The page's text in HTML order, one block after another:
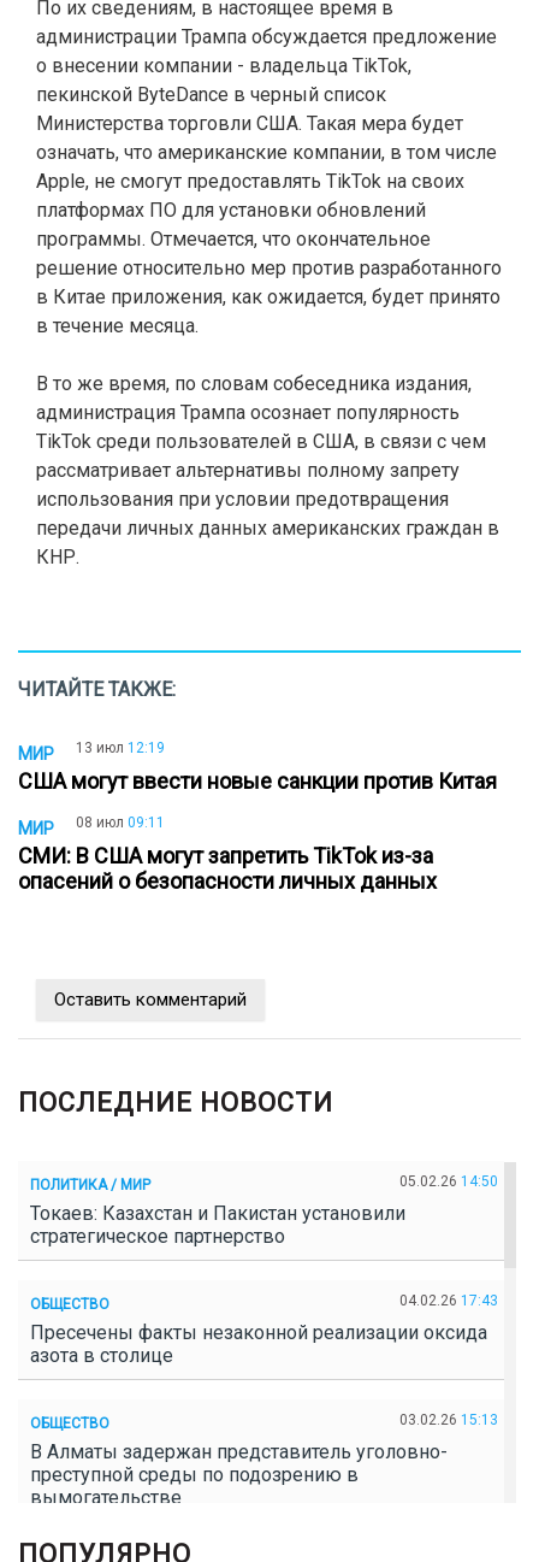
По их сведениям, в настоящее время в
администрации Трампа обсуждается предложение
о внесении компании - владельца TikTok,
пекинской ByteDance в черный список
Министерства торговли США. Такая мера будет
означать, что американские компании, в том числе
Apple, не смогут предоставлять TikTok на своих
платформах ПО для установки обновлений
программы. Отмечается, что окончательное
решение относительно мер против разработанного
в Китае приложения, как ожидается, будет принято
в течение месяца.
В то же время, по словам собеседника издания,
администрация Трампа осознает популярность
TikTok среди пользователей в США, в связи с чем
рассматривает альтернативы полному запрету
использования при условии предотвращения
передачи личных данных американских граждан в
КНР.
ЧИТАЙТЕ ТАКЖЕ:
МИР 13 июл 12:19
США могут ввести новые санкции против Китая
МИР 08 июл 09:11
СМИ: В США могут запретить TikTok из-за
опасений о безопасности личных данных
Оставить комментарий
ПОСЛЕДНИЕ НОВОСТИ
ПОЛИТИКА / МИР 05.02.26 14:50
Токаев: Казахстан и Пакистан установили
стратегическое партнерство
ОБЩЕСТВО 04.02.26 17:43
Пресечены факты незаконной реализации оксида
азота в столице
ОБЩЕСТВО 03.02.26 15:13
В Алматы задержан представитель уголовно-
преступной среды по подозрению в
вымогательстве
ПОПУЛЯРНО